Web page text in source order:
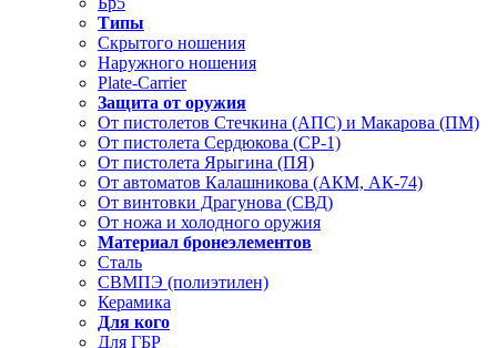
Типы
Скрытого ношения
Наружного ношения
Plate-Carrier
Защита от оружия
От пистолетов Стечкина (АПС) и Макарова (ПМ)
От пистолета Сердюкова (СР-1)
От пистолета Ярыгина (ПЯ)
От автоматов Калашникова (АКМ, АК-74)
От винтовки Драгунова (СВД)
От ножа и холодного оружия
Материал бронеэлементов
Сталь
СВМПЭ (полиэтилен)
Керамика
Для кого
Для ГБР